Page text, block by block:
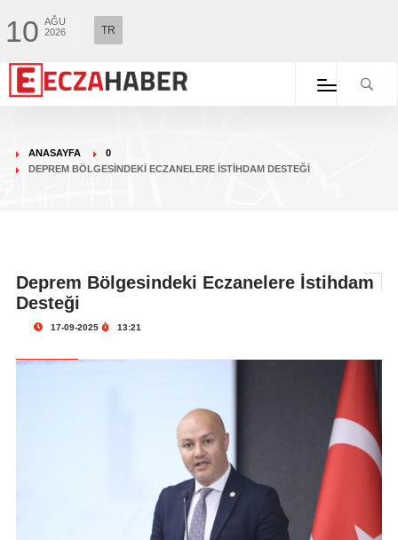
10 AĞU
2026
TR
ANASAYFA
0
DEPREM BÖLGESINDEKI ECZANELERE İSTIHDAM DESTEĞI
Deprem Bölgesindeki Eczanelere İstihdam
Desteği
17-09-2025 13:21